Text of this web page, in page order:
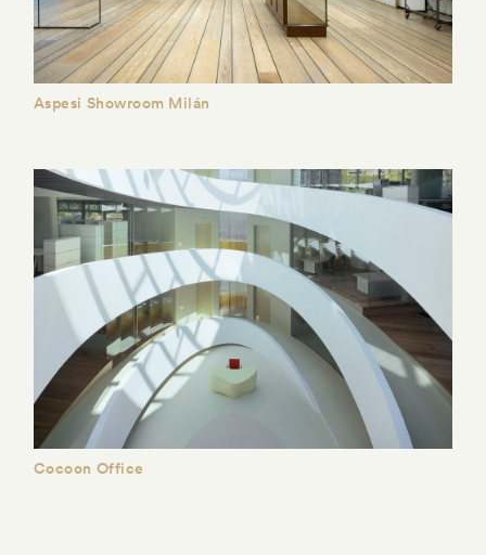
Aspesi Showroom Milán
Cocoon Office